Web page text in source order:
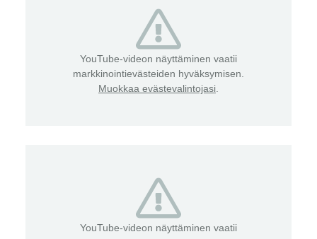
YouTube-videon näyttäminen vaatii
markkinointievästeiden hyväksymisen.
Muokkaa evästevalintojasi
YouTube-videon näyttäminen vaatii